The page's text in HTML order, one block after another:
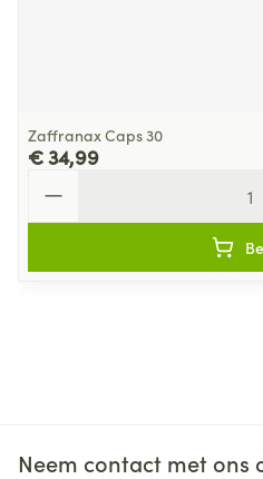
Zaffranax Caps 30
€ 34,99
Neem contact met ons